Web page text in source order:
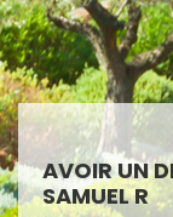
AVOIR UN
SAMUEL R